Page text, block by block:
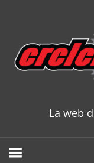
content
La web